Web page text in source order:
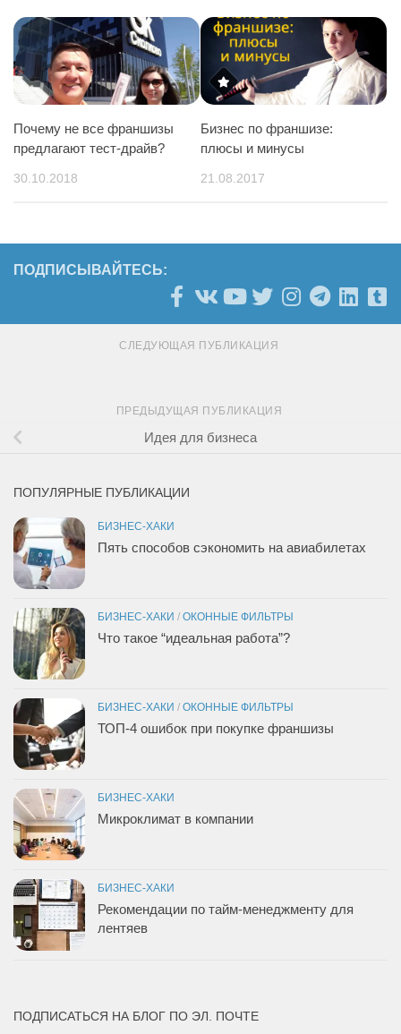
Почему не все франшизы
предлагают тест-драйв?
30.10.2018
Бизнес по франшизе:
плюсы и минусы
21.08.2017
ПОДПИСЫВАЙТЕСЬ:
СЛЕДУЮЩАЯ ПУБЛИКАЦИЯ
ПРЕДЫДУЩАЯ ПУБЛИКАЦИЯ
Идея для бизнеса
ПОПУЛЯРНЫЕ ПУБЛИКАЦИИ
БИЗНЕС-ХАКИ
Пять способов сэкономить на авиабилетах
БИЗНЕС-ХАКИ / ОКОННЫЕ ФИЛЬТРЫ
Что такое “идеальная работа”?
БИЗНЕС-ХАКИ / ОКОННЫЕ ФИЛЬТРЫ
ТОП-4 ошибок при покупке франшизы
БИЗНЕС-ХАКИ
Микроклимат в компании
БИЗНЕС-ХАКИ
Рекомендации по тайм-менеджменту для
лентяев
ПОДПИСАТЬСЯ НА БЛОГ ПО ЭЛ. ПОЧТЕ